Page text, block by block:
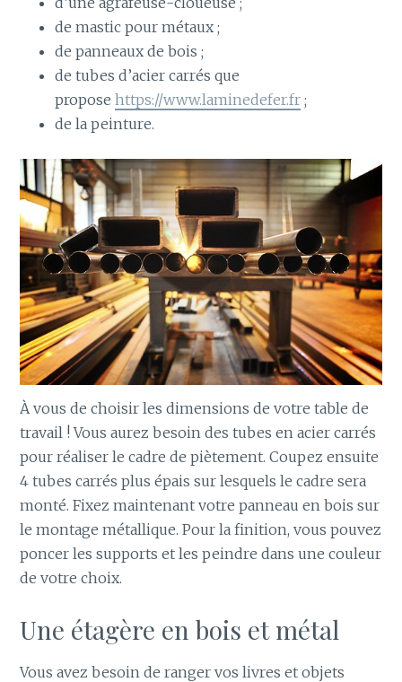
de mastic pour métaux ;
de panneaux de bois ;
de tubes d’acier carrés que
propose https://www.laminedefer.fr;
de la peinture.
À vous de choisir les dimensions de votre table de
travail ! Vous aurez besoin des tubes en acier carrés
pour réaliser le cadre de piètement. Coupez ensuite
4 tubes carrés plus épais sur lesquels le cadre sera
monté. Fixez maintenant votre panneau en bois sur
le montage métallique. Pour la finition, vous pouvez
poncer les supports et les peindre dans une couleur
de votre choix.
Une étagère en bois et métal
Vous avez besoin de ranger vos livres et objets